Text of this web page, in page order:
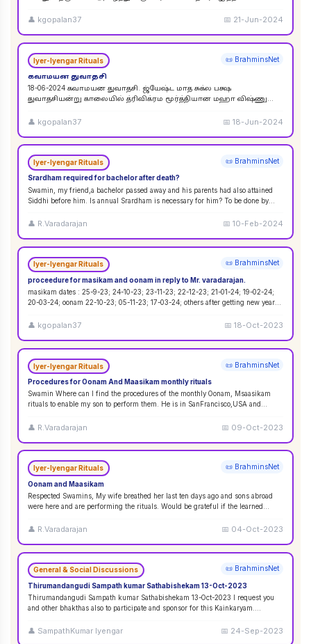
👤 kgopalan37 📅 21-Jun-2024
Iyer-Iyengar Rituals 📜 BrahminsNet
கவாமயன துவாதசி
18-06-2024 கவாமயன துவாதசி. ஜ்யேஷ்ட மாத சுக்ல பக்ஷ
துவாதசியன்று காலையில் த்ரிவிக்ரம மூர்த்தியான மஹா விஷ்ணு
👤 kgopalan37 📅18-Jun-2024
Iyer-Iyengar Rituals 📜 BrahminsNet
Srardham required for bachelor after death?
Swamin, my friend,a bachelor passed away and his parents had also attained
Siddhi before him. Is annual Srardham is necessary for him? To be done by
👤 R.Varadarajan 📅10-Feb-2024
Iyer-Iyengar Rituals 📜 BrahminsNet
proceedure for masikam and oonam in reply to Mr. varadarajan.
masikam dates : 25-9-23; 24-10-23; 23-11-23; 22-12-23; 21-01-24; 19-02-24;
20-03-24; oonam 22-10-23; 05-11-23; 17-03-24; others after getting new year...
👤 kgopalan37 📅18-Oct-2023
Iyer-Iyengar Rituals 📜 BrahminsNet
Procedures for Oonam And Maasikam monthly rituals
Swamin Where can I find the procedures of the monthly Oonam, Msaasikam
rituals to enable my son to perform them. He is in SanFrancisco,USA and
👤 R.Varadarajan 📅 09-Oct-2023
Iyer-Iyengar Rituals 📜 BrahminsNet
Oonam and Maasikam
Respected Swamins, ​​​​​​My wife breathed her last ten days ago and sons abroad
were here and are performing the rituals. Would be grateful if the learned
👤 R.Varadarajan 📅 04-Oct-2023
General & Social Discussions 📜 BrahminsNet
Thirumandangudi Sampath kumar Sathabishekam 13-Oct-2023
Thirumandangudi Sampath kumar Sathabishekam 13-Oct-2023 I request you
and other bhakthas also to participate and sponsor for this Kainkaryam.
👤 SampathKumar Iyengar 📅 24-Sep-2023